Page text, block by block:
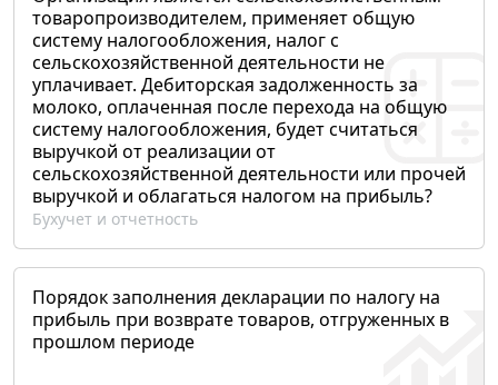
товаропроизводителем, применяет общую
систему налогообложения, налог с
сельскохозяйственной деятельности не
уплачивает. Дебиторская задолженность за
молоко, оплаченная после перехода на общую
систему налогообложения, будет считаться
выручкой от реализации от
сельскохозяйственной деятельности или прочей
выручкой и облагаться налогом на прибыль?
Бухучет и отчетность
Порядок заполнения декларации по налогу на
прибыль при возврате товаров, отгруженных в
прошлом периоде